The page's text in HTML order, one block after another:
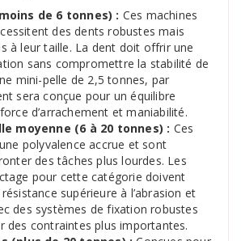
de 6 tonnes) : Ces machines
des dents robustes mais
à leur taille. La dent doit offrir une
sans compromettre la stabilité de
mini-pelle de 2,5 tonnes, par
sera conçue pour un équilibre
d’arrachement et maniabilité.
moyenne (6 à 20 tonnes) : Ces
polyvalence accrue et sont
des tâches plus lourdes. Les
pour cette catégorie doivent
supérieure à l’abrasion et
des systèmes de fixation robustes
des contraintes plus importantes.